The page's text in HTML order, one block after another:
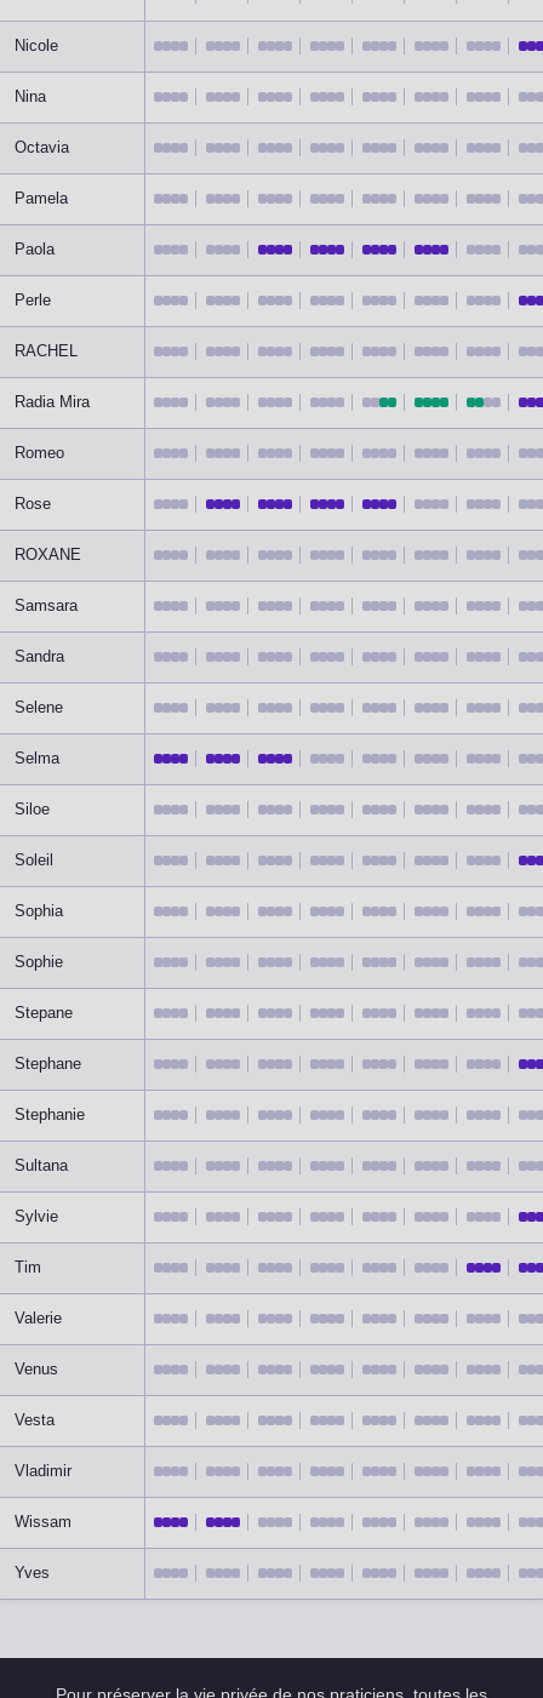
Nicole
Nina
Octavia
Pamela
Paola
Perle
RACHEL
Radia Mira
Romeo
Rose
ROXANE
Samsara
Sandra
Selene
Selma
Siloe
Soleil
Sophia
Sophie
Stepane
Stephane
Stephanie
Sultana
Sylvie
Tim
Valerie
Venus
Vesta
Vladimir
Wissam
Yves